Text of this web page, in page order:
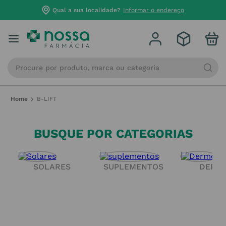
Qual a sua localidade? Informar o endereço
B-LIFT
BUSQUE POR CATEGORIAS
SOLARES SUPLEMENTOS